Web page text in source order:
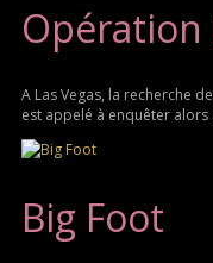
Opération
A Las Vegas, la recherche
est appelé à enquêter
Big Foot